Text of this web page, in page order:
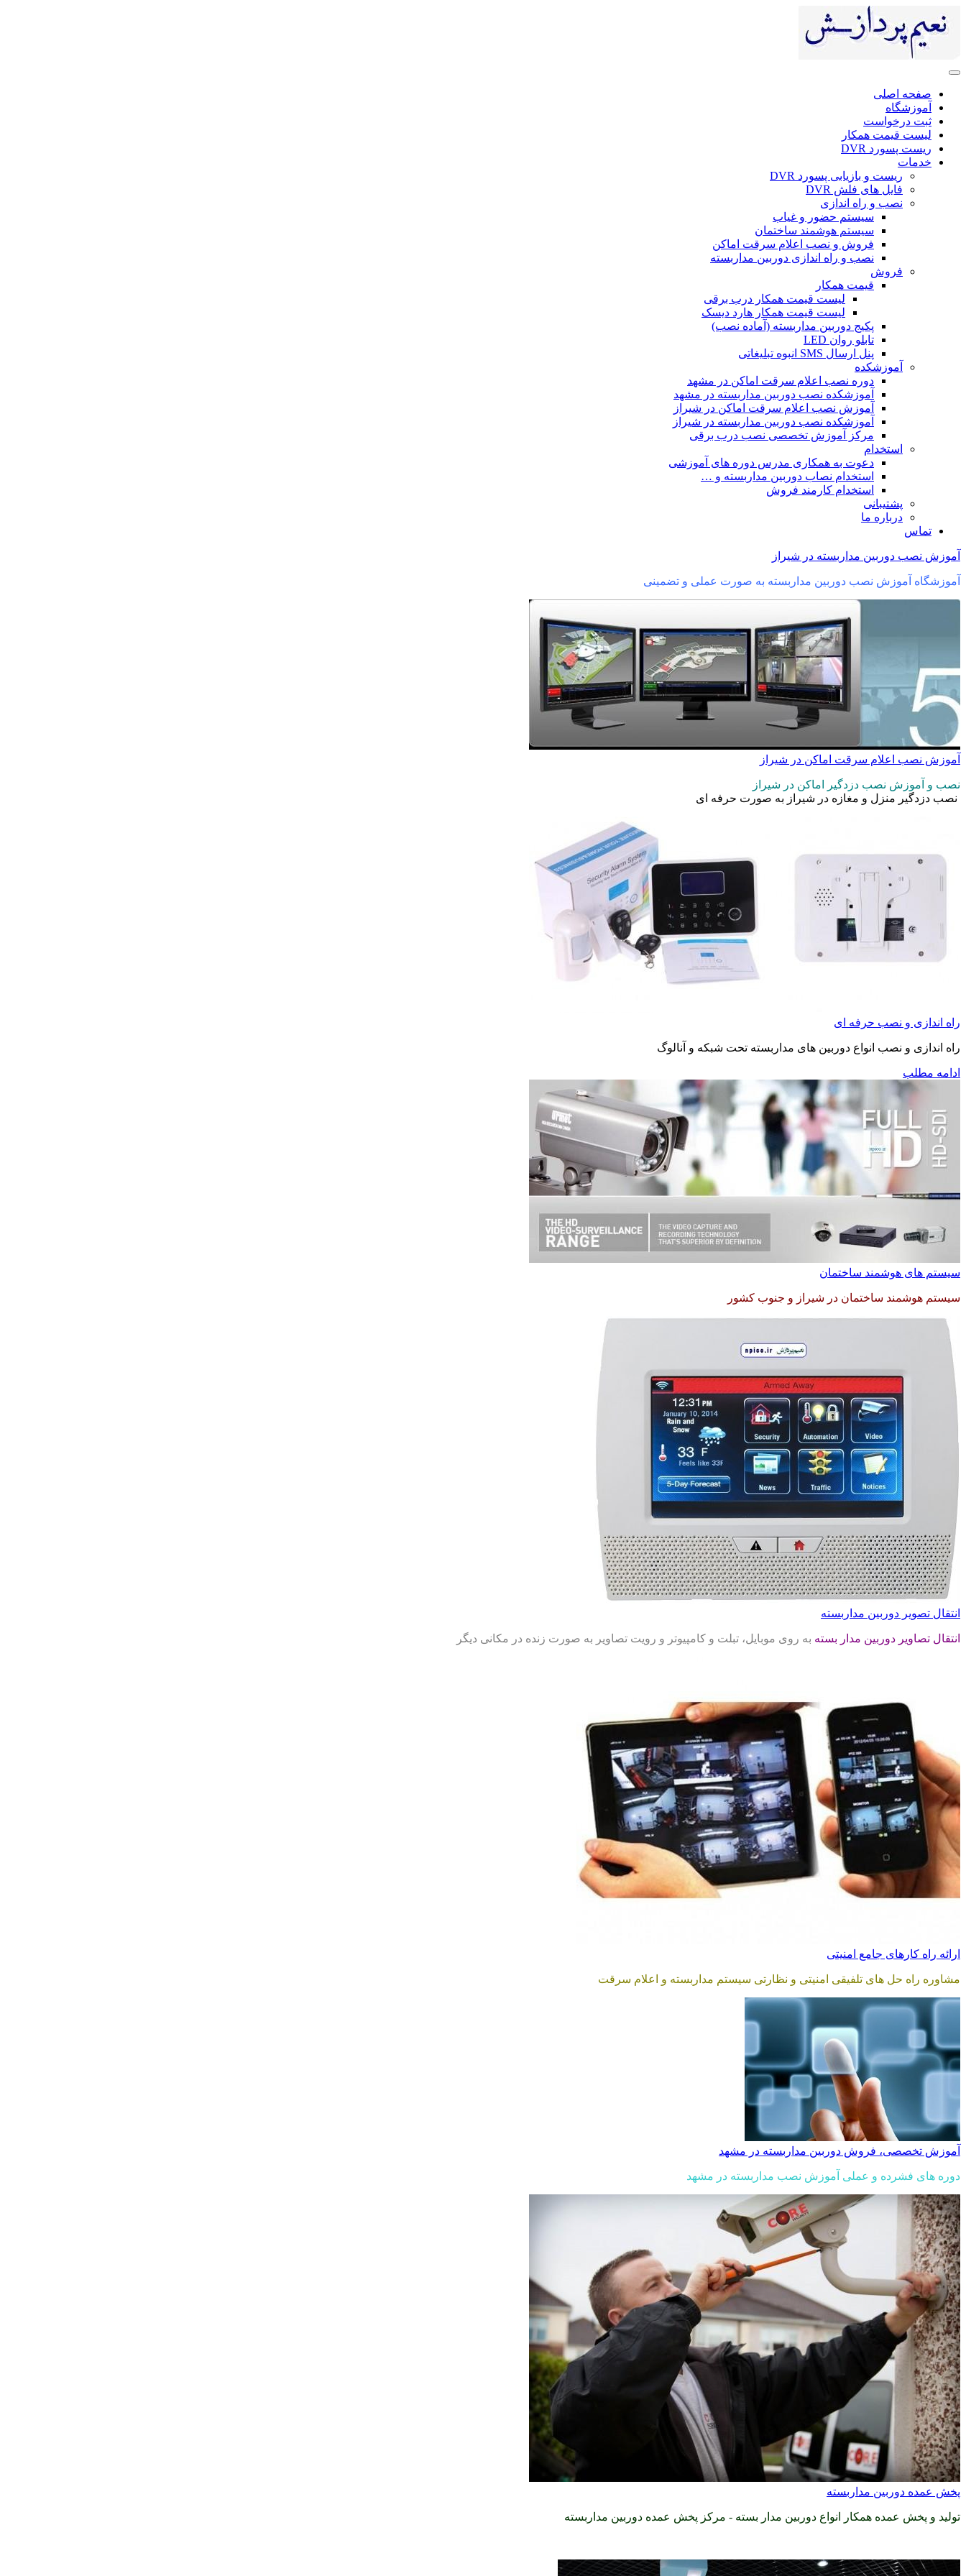
صفحه اصلی
آموزشگاه
ثبت درخواست
لیست قیمت همکار
ریست پسورد DVR
خدمات
ریست و بازیابی پسورد DVR
فایل های فلش DVR
نصب و راه اندازی
سیستم حضور و غیاب
سیستم هوشمند ساختمان
فروش و نصب اعلام سرقت اماکن
نصب و راه اندازی دوربین مداربسته
فروش
قیمت همکار
لیست قیمت همکار درب برقی
لیست قیمت همکار هارد دیسک
پکیج دوربین مداربسته (آماده نصب)
تابلو روان LED
پنل ارسال SMS انبوه تبلیغاتی
آموزشکده
دوره نصب اعلام سرقت اماکن در مشهد
آموزشکده نصب دوربین مداربسته در مشهد
آموزش نصب اعلام سرقت اماکن در شیراز
آموزشکده نصب دوربین مداربسته در شیراز
مرکز آموزش تخصصی نصب درب برقی
استخدام
دعوت به همکاری مدرس دوره های آموزشی
استخدام نصاب دوربین مداربسته و …
استخدام کارمند فروش
پشتیبانی
درباره ما
تماس
آموزش نصب دوربین مداربسته در شیراز
آموزشگاه آموزش نصب دوربین مداربسته به صورت عملی و تضمینی
آموزش نصب اعلام سرقت اماکن در شیراز
نصب و آموزش نصب دزدگیر اماکن در شیراز
نصب دزدگیر منزل و مغازه در شیراز به صورت حرفه ای
راه اندازی و نصب حرفه ای
راه اندازی و نصب انواع دوربین های مداربسته تحت شبکه و آنالوگ
ادامه مطلب
سیستم های هوشمند ساختمان
سیستم هوشمند ساختمان در شیراز و جنوب کشور
انتقال تصویر دوربین مداربسته
انتقال تصاویر دوربین مدار بسته به روی موبایل، تبلت و کامپیوتر و رویت تصاویر به صورت زنده در مکانی دیگر
ارائه راه کارهای جامع امنیتی
مشاوره راه حل های تلفیقی امنیتی و نظارتی سیستم مداربسته و اعلام سرقت
آموزش تخصصی، فروش دوربین مداربسته در مشهد
دوره های فشرده و عملی آموزش نصب مداربسته در مشهد
پخش عمده دوربین مداربسته
تولید و پخش عمده همکار انواع دوربین مدار بسته - مرکز پخش عمده دوربین مداربسته